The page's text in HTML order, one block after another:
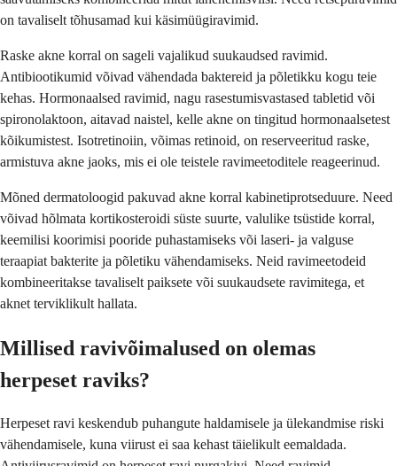
on tavaliselt tõhusamad kui käsimüügiravimid.
Raske akne korral on sageli vajalikud suukaudsed ravimid.
Antibiootikumid võivad vähendada baktereid ja põletikku kogu teie
kehas. Hormonaalsed ravimid, nagu rasestumisvastased tabletid või
spironolaktoon, aitavad naistel, kelle akne on tingitud hormonaalsetest
kõikumistest. Isotretinoiin, võimas retinoid, on reserveeritud raske,
armistuva akne jaoks, mis ei ole teistele ravimeetoditele reageerinud.
Mõned dermatoloogid pakuvad akne korral kabinetiprotseduure. Need
võivad hõlmata kortikosteroidi süste suurte, valulike tsüstide korral,
keemilisi koorimisi pooride puhastamiseks või laseri- ja valguse
teraapiat bakterite ja põletiku vähendamiseks. Neid ravimeetodeid
kombineeritakse tavaliselt paiksete või suukaudsete ravimitega, et
aknet terviklikult hallata.
Millised ravivõimalused on olemas
herpeset raviks?
Herpeset ravi keskendub puhangute haldamisele ja ülekandmise riski
vähendamisele, kuna viirust ei saa kehast täielikult eemaldada.